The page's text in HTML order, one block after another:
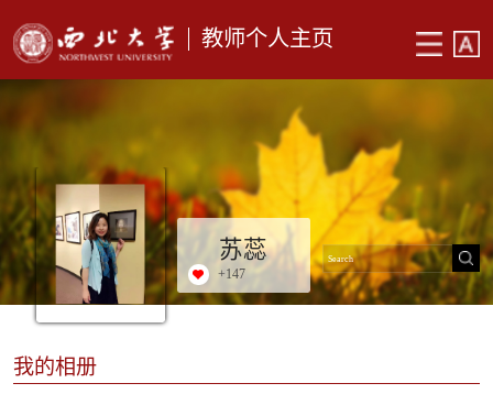
教师个人主页
苏蕊
+147
我的相册